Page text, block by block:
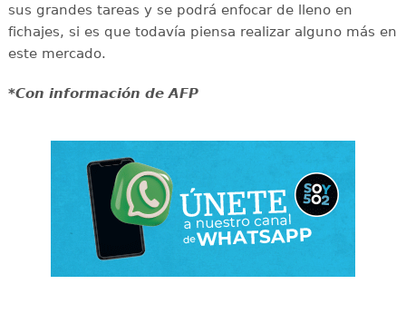
sus grandes tareas y se podrá enfocar de lleno en
fichajes, si es que todavía piensa realizar alguno más en
este mercado.
*Con información de AFP